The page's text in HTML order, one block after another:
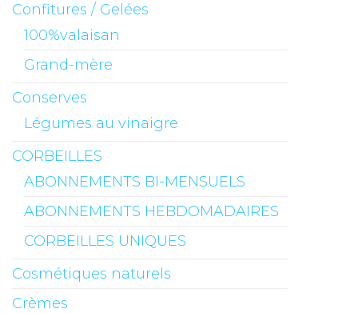
Confitures / Gelées
100%valaisan
Grand-mère
Conserves
Légumes au vinaigre
CORBEILLES
ABONNEMENTS BI-MENSUELS
ABONNEMENTS HEBDOMADAIRES
CORBEILLES UNIQUES
Cosmétiques naturels
Crèmes